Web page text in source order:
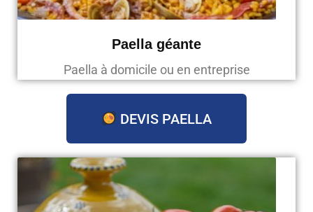
Paella géante
Paella à domicile ou en entreprise
DEVIS PAELLA